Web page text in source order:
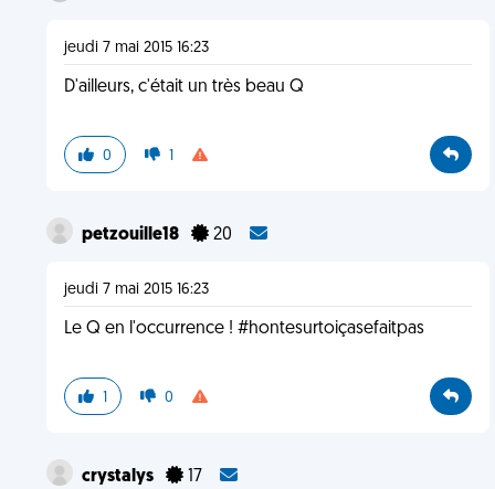
jeudi 7 mai 2015 16:23
D'ailleurs, c'était un très beau Q
0 1
petzouille18 20
jeudi 7 mai 2015 16:23
Le Q en l'occurrence ! #hontesurtoiçasefaitpas
1 0
crystalys 17